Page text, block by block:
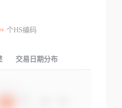
个HS编码
交易日期分布